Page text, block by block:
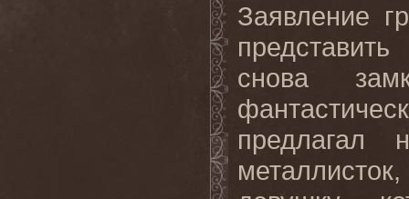
Заявление
снова
предлагал